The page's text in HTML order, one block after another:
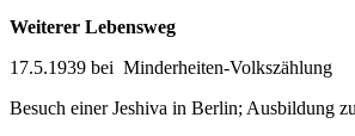
Weiterer Lebensweg
17.5.1939 bei Minderheiten-Volkszählung
Besuch einer Jeshiva in Berlin; Ausbildung